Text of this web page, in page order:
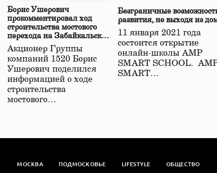
Борис Ушерович
прокомментировал ход
строительства мостового
перехода на Забайкальской
железной дороге
Акционер Группы
компаний 1520 Борис
Ушерович поделился
информацией о ходе
строительства
мостового…
Безграничные
развития, не выходя из
11 января 2021 года
состоится открытие
онлайн-школы АМР
SMART SCHOOL.
SMART…
МОСКВА ПОДМОСКОВЬЕ LIFESTYLE ОБЩЕСТВО